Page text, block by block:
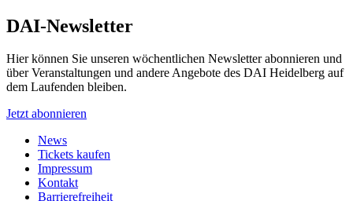
DAI-Newsletter
Hier können Sie unseren wöchentlichen Newsletter abonnieren und
über Veranstaltungen und andere Angebote des DAI Heidelberg auf
dem Laufenden bleiben.
Jetzt abonnieren
News
Tickets kaufen
Impressum
Kontakt
Barrierefreiheit